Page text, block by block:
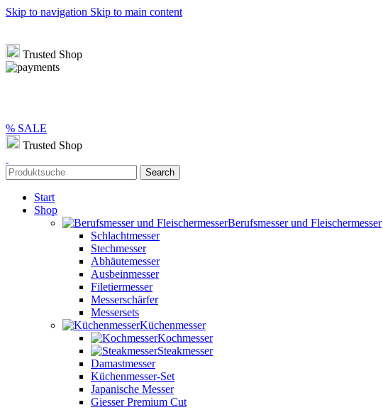
Skip to navigation Skip to main content
Trusted Shop
% SALE
Trusted Shop
Search
Start
Shop
Berufsmesser und Fleischermesser
Schlachtmesser
Stechmesser
Abhäutemesser
Ausbeinmesser
Filetiermesser
Messerschärfer
Messersets
Küchenmesser
Kochmesser
Steakmesser
Damastmesser
Küchenmesser-Set
Japanische Messer
Giesser Premium Cut